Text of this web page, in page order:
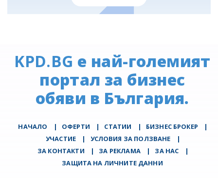
KPD.BG е най-големият
портал за бизнес
обяви в България.
НАЧАЛО | ОФЕРТИ | СТАТИИ | БИЗНЕС БРОКЕР
|
УЧАСТИЕ
| УСЛОВИЯ ЗА ПОЛЗВАНЕ
|
ЗА КОНТАКТИ
| ЗА РЕКЛАМА | ЗА НАС
|
ЗАЩИТА НА ЛИЧНИТЕ ДАННИ